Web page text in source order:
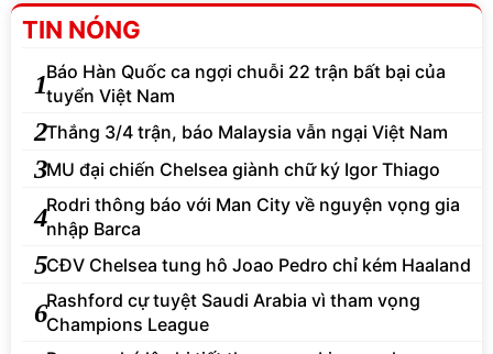
TIN NÓNG
1Báo Hàn Quốc ca ngợi chuỗi 22 trận bất bại của
tuyển Việt Nam
2Thắng 3/4 trận, báo Malaysia vẫn ngại Việt Nam
3MU đại chiến Chelsea giành chữ ký Igor Thiago
4Rodri thông báo với Man City về nguyện vọng gia
nhập Barca
5CĐV Chelsea tung hô Joao Pedro chỉ kém Haaland
6Rashford cự tuyệt Saudi Arabia vì tham vọng
Champions League